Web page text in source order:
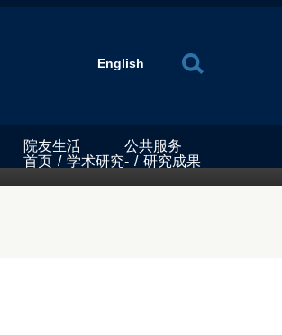
English
院友生活 公共服务
首页 / 学术研究- / 研究成果